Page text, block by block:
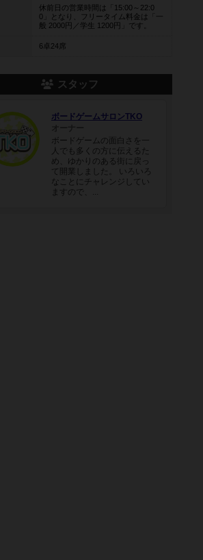
休前日の営業時間は「15:00～22:0
0」となり、フリータイム料金は「一
般 2000円／学生 1200円」です。
6卓24席
スタッフ
ボードゲームサロンTKO
ボードゲームの面白さを一
人でも多くの方に伝えるた
め、ゆかりのある街に戻っ
て開業しました。 いろいろ
なことにチャレンジしてい
ますので、...